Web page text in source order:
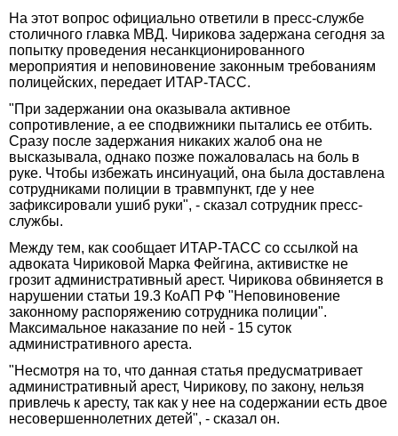
На этот вопрос официально ответили в пресс-службе
столичного главка МВД. Чирикова задержана сегодня за
попытку проведения несанкционированного
мероприятия и неповиновение законным требованиям
полицейских, передает ИТАР-ТАСС.
"При задержании она оказывала активное
сопротивление, а ее сподвижники пытались ее отбить.
Сразу после задержания никаких жалоб она не
высказывала, однако позже пожаловалась на боль в
руке. Чтобы избежать инсинуаций, она была доставлена
сотрудниками полиции в травмпункт, где у нее
зафиксировали ушиб руки", - сказал сотрудник пресс-
службы.
Между тем, как сообщает ИТАР-ТАСС со ссылкой на
адвоката Чириковой Марка Фейгина, активистке не
грозит административный арест. Чирикова обвиняется в
нарушении статьи 19.3 КоАП РФ "Неповиновение
законному распоряжению сотрудника полиции".
Максимальное наказание по ней - 15 суток
административного ареста.
"Несмотря на то, что данная статья предусматривает
административный арест, Чирикову, по закону, нельзя
привлечь к аресту, так как у нее на содержании есть двое
несовершеннолетних детей", - сказал он.